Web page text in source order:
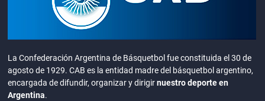
La Confederación Argentina de Básquetbol fue constituida el 30 de
agosto de 1929. CAB es la entidad madre del básquetbol argentino,
encargada de difundir, organizar y dirigirnuestro deporte en
Argentina.